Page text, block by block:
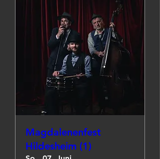
Magdalenenfest
Hildesheim (1)